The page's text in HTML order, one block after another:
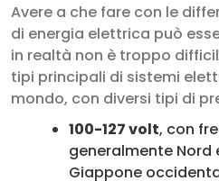
Avere a che fare con le
di energia elettrica può
in realtà non è troppo
tipi principali di sistemi
mondo, con diversi tipi di
100-127 volt, con
generalmente Nord
Giappone